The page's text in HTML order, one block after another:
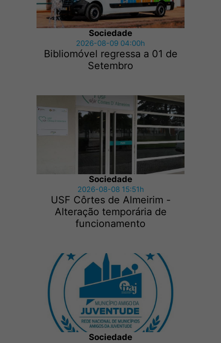
Sociedade
2026-08-09 04:00h
Bibliomóvel regressa a 01 de
Setembro
Sociedade
2026-08-08 15:51h
USF Côrtes de Almeirim -
Alteração temporária de
funcionamento
Sociedade